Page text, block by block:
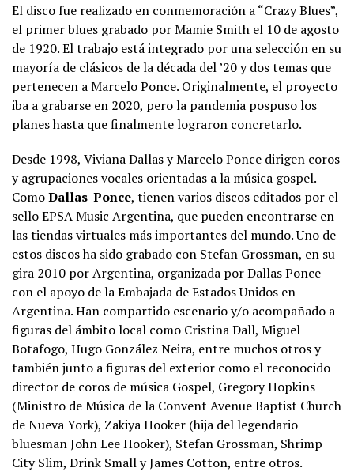
El disco fue realizado en conmemoración a “Crazy Blues”,
el primer blues grabado por Mamie Smith el 10 de agosto
de 1920. El trabajo está integrado por una selección en su
mayoría de clásicos de la década del ’20 y dos temas que
pertenecen a Marcelo Ponce. Originalmente, el proyecto
iba a grabarse en 2020, pero la pandemia pospuso los
planes hasta que finalmente lograron concretarlo.
Desde 1998, Viviana Dallas y Marcelo Ponce dirigen coros
y agrupaciones vocales orientadas a la música gospel.
ComoDallas-Ponce, tienen varios discos editados por el
sello EPSA Music Argentina, que pueden encontrarse en
las tiendas virtuales más importantes del mundo. Uno de
estos discos ha sido grabado con Stefan Grossman, en su
gira 2010 por Argentina, organizada por Dallas Ponce
con el apoyo de la Embajada de Estados Unidos en
Argentina. Han compartido escenario y/o acompañado a
figuras del ámbito local como Cristina Dall, Miguel
Botafogo, Hugo González Neira, entre muchos otros y
también junto a figuras del exterior como el reconocido
director de coros de música Gospel, Gregory Hopkins
(Ministro de Música de la Convent Avenue Baptist Church
de Nueva York), Zakiya Hooker (hija del legendario
bluesman John Lee Hooker), Stefan Grossman, Shrimp
City Slim, Drink Small y James Cotton, entre otros.